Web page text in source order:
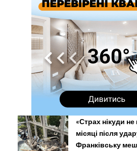
«Страх нікуди
місяці після
Франківську